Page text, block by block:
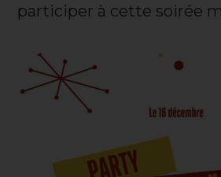
participer à cette soirée